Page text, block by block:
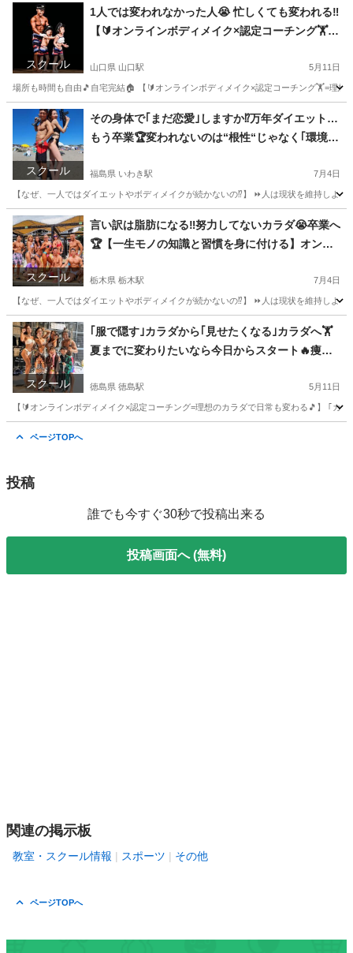
山形 酒田市 酒田駅 その他
スクール
1人では変われなかった人😭 忙しくても変われる‼️
【🔰オンラインボディメイク×認定コーチング🏋️】
から続く☺️毎日のLINEサポートで挫折させない✌️
山口県 山口駅 5月11日
場所も時間も自由🎵自宅完結🏠 【🔰オンラインボディメイク×認定コーチング🏋️=理想
山口 山口市 山口駅 その他
スクール
その身体で｢まだ恋愛｣しますか⁉️万年ダイエット…
もう卒業🏆変われないのは“根性“じゃなく｢環境｣
メイク×認定コーチング🏋️=理想のカラダで日常も
変わる🎵
福島県 いわき駅 7月4日
【なぜ、一人ではダイエットやボディメイクが続かないの⁉️】 ⏩人は現状を維持しよ
福島 いわき市 いわき駅 その他
スクール
言い訳は脂肪になる‼️努力してないカラダ😭卒業へ
🏆【一生モノの知識と習慣を身に付ける】オンラ
強ママ＆パパ誕生🏆
栃木県 栃木駅 7月4日
【なぜ、一人ではダイエットやボディメイクが続かないの⁉️】 ⏩人は現状を維持しよ
栃木 栃木市 栃木駅 その他
スクール
｢服で隠す｣カラダから｢見せたくなる｣カラダへ🏋️
夏までに変わりたいなら今日からスタート🔥痩せ
重視…だから結果が出る🎵
徳島県 徳島駅 5月11日
【🔰オンラインボディメイク×認定コーチング=理想のカラダで日常も変わる🎵】 ｢
ページTOPへ
投稿
誰でも今すぐ30秒で投稿出来る
投稿画面へ (無料)
関連の掲示板
教室・スクール情報 スポーツ その他
ページTOPへ